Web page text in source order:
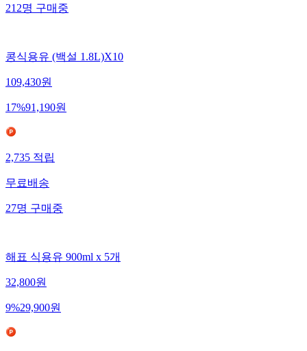
212명구매중
콩식용유 (백설 1.8L)X10
109,430원
17%91,190원
2,735적립
무료배송
27명구매중
해표 식용유 900ml x 5개
32,800원
9%29,900원